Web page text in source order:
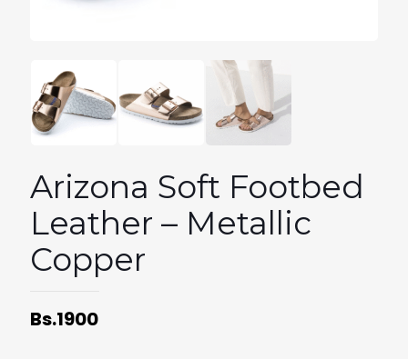
Arizona Soft Footbed
Leather – Metallic
Copper
Bs.1900